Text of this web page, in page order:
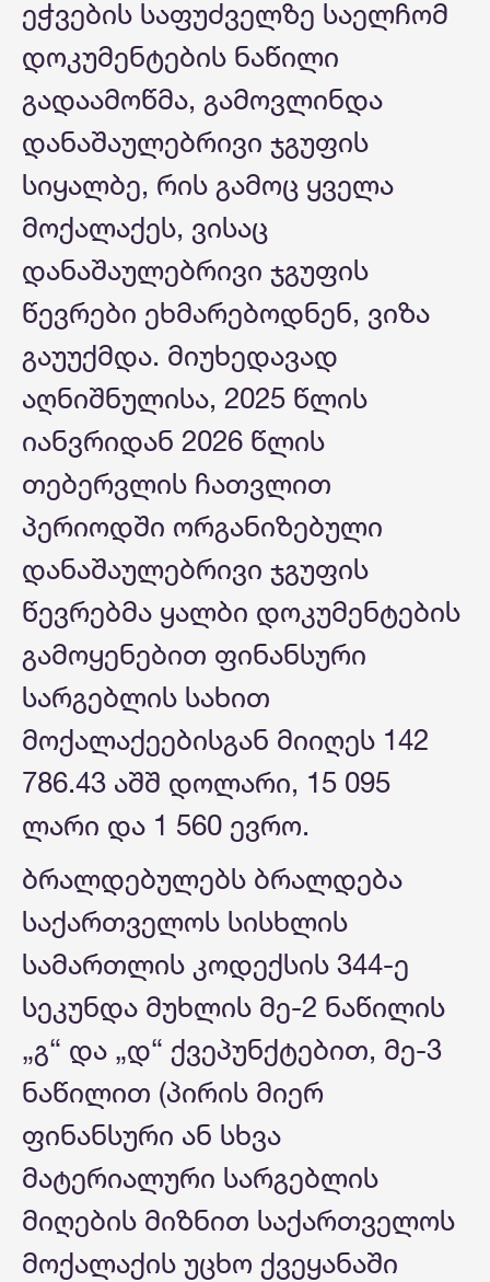
ეჭვების საფუძველზე საელჩომ
დოკუმენტების ნაწილი
გადაამოწმა, გამოვლინდა
დანაშაულებრივი ჯგუფის
სიყალბე, რის გამოც ყველა
მოქალაქეს, ვისაც
დანაშაულებრივი ჯგუფის
წევრები ეხმარებოდნენ, ვიზა
გაუუქმდა. მიუხედავად
აღნიშნულისა, 2025 წლის
იანვრიდან 2026 წლის
თებერვლის ჩათვლით
პერიოდში ორგანიზებული
დანაშაულებრივი ჯგუფის
წევრებმა ყალბი დოკუმენტების
გამოყენებით ფინანსური
სარგებლის სახით
მოქალაქეებისგან მიიღეს 142
786.43 აშშ დოლარი, 15 095
ლარი და 1 560 ევრო.
ბრალდებულებს ბრალდება
საქართველოს სისხლის
სამართლის კოდექსის 344-ე
სეკუნდა მუხლის მე-2 ნაწილის
„გ“ და „დ“ ქვეპუნქტებით, მე-3
ნაწილით (პირის მიერ
ფინანსური ან სხვა
მატერიალური სარგებლის
მიღების მიზნით საქართველოს
მოქალაქის უცხო ქვეყანაში